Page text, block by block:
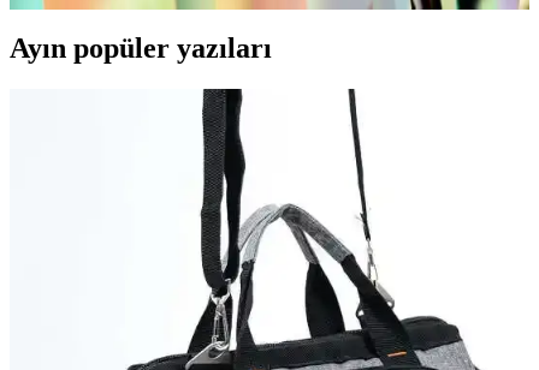
Ayın popüler yazıları